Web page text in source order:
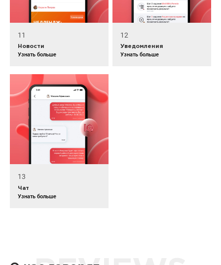
11
Новости
Узнать больше
12
Уведомления
Узнать больше
13
Чат
Узнать больше